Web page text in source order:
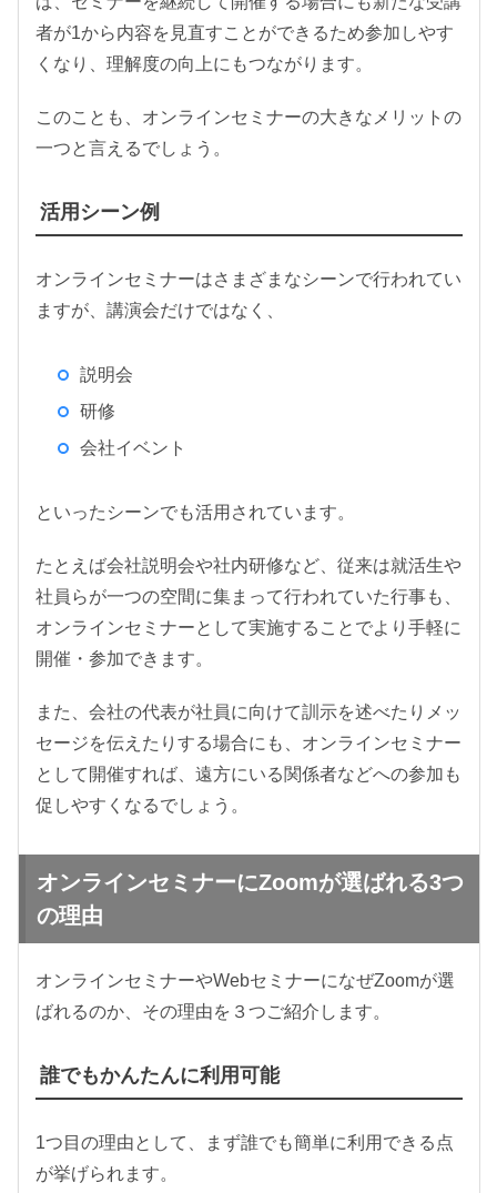
者が1から内容を見直すことができるため参加しやす
くなり、理解度の向上にもつながります。
このことも、オンラインセミナーの大きなメリットの
一つと言えるでしょう。
活用シーン例
オンラインセミナーはさまざまなシーンで行われてい
ますが、講演会だけではなく、
説明会
研修
会社イベント
といったシーンでも活用されています。
たとえば会社説明会や社内研修など、従来は就活生や
社員らが一つの空間に集まって行われていた行事も、
オンラインセミナーとして実施することでより手軽に
開催・参加できます。
また、会社の代表が社員に向けて訓示を述べたりメッ
セージを伝えたりする場合にも、オンラインセミナー
として開催すれば、遠方にいる関係者などへの参加も
促しやすくなるでしょう。
オンラインセミナーにZoomが選ばれる3つ
の理由
オンラインセミナーやWebセミナーになぜZoomが選
ばれるのか、その理由を３つご紹介します。
誰でもかんたんに利用可能
1つ目の理由として、まず誰でも簡単に利用できる点
が挙げられます。